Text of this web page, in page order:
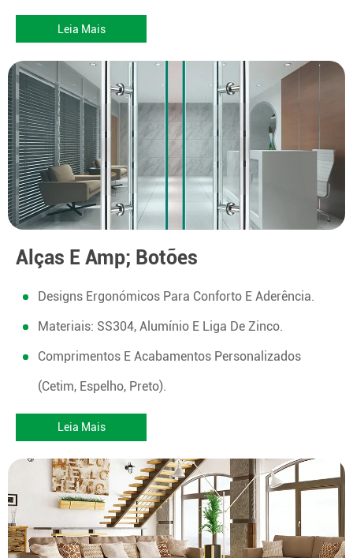
Leia Mais
Alças E Amp; Botões
Designs Ergonómicos Para Conforto E Aderência.
Materiais: SS304, Alumínio E Liga De Zinco.
Comprimentos E Acabamentos Personalizados
(cetim, Espelho, Preto).
Leia Mais